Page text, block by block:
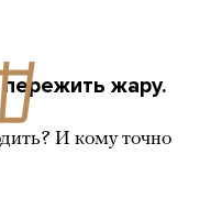
жару.
И кому точно